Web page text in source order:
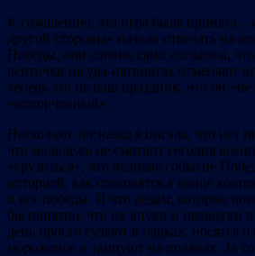
К сожалению, эта игра была принята –
другой стороны» начали отвечать на
Победы, они словно сами согласны, что
ленточки на ура-патриотах отменяют
теперь это не наш праздник, что он
«испорченный».
Несколько лет назад я писала, что нет
что молодежь не смотрит сегодня
«грузиться», что великое событие
историей, как становятся в конце
и все победы. И что дедам, которые
бы приятно, что их внуки и правнуки
день просто гуляют в парках, носятся
мороженое и танцуют на полянах. За